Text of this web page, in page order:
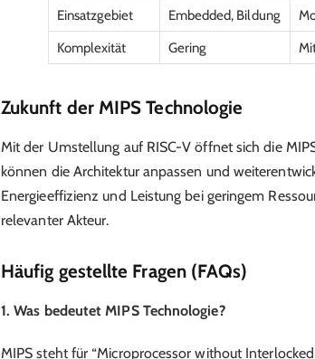
Einsatzgebiet
Embedded, Bildung
Komplexität
Gering
Zukunft der MIPS Technologie
Mit der Umstellung auf RISC-V öffnet sich die
können die Architektur anpassen und
Energieeffizienz und Leistung bei geringem
relevanter Akteur.
Häufig gestellte Fragen (FAQs)
1. Was bedeutet MIPS Technologie?
MIPS steht für “Microprocessor without